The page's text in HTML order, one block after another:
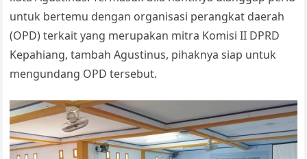
untuk bertemu dengan organisasi perangkat daerah
(OPD) terkait yang merupakan mitra Komisi II DPRD
Kepahiang, tambah Agustinus, pihaknya siap untuk
mengundang OPD tersebut.